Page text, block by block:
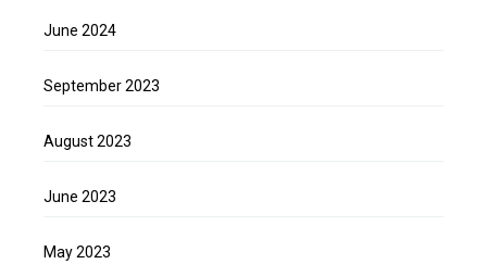
June 2024
September 2023
August 2023
June 2023
May 2023